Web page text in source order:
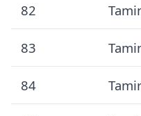
82
83
84